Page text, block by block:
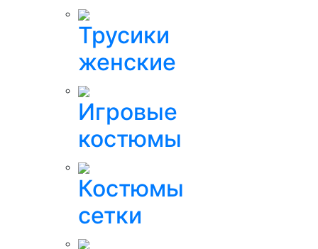
Трусики
женские
Игровые
костюмы
Костюмы
сетки